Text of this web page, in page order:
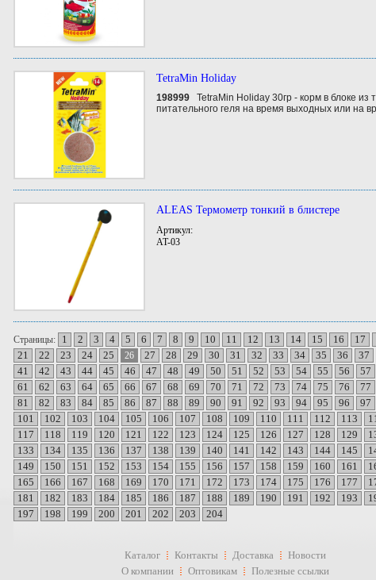
TetraMin Holiday
198999
TetraMin Holiday 30гр - корм в блоке из
питательного геля на время выходных или на
ALEAS Термометр тонкий в блистере
Артикул:
AT-03
Страницы: 1 2 3 4 5 6 7 8 9 10 11 12 13 14 15 16 17
21
22 23 24 25 26 27 28 29 30 31 32 33 34 35 36 37
41
42 43 44 45 46 47 48 49 50 51 52 53 54 55 56 57
61
62 63 64 65 66 67 68 69 70 71 72 73 74 75 76 77
81
82 83 84 85 86 87 88 89 90 91 92 93 94 95 96 97
101
102 103 104 105 106 107 108 109 110 111 112 113
117
118 119 120 121 122 123 124 125 126 127 128 129
133
134 135 136 137 138 139 140 141 142 143 144 145
149
150 151 152 153 154 155 156 157 158 159 160 161
165
166 167 168 169 170 171 172 173 174 175 176 177
181
182 183 184 185 186 187 188 189 190 191 192 193
197
198 199 200 201 202 203 204
Каталог Контакты Доставка
Новости
О компании
Оптовикам Полезные ссылки